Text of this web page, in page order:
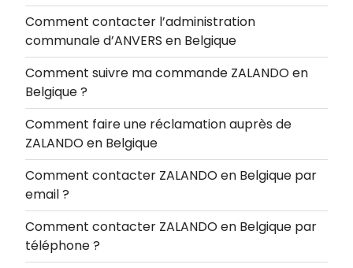
Comment contacter l’administration
communale d’ANVERS en Belgique
Comment suivre ma commande ZALANDO en
Belgique ?
Comment faire une réclamation auprès de
ZALANDO en Belgique
Comment contacter ZALANDO en Belgique par
email ?
Comment contacter ZALANDO en Belgique par
téléphone ?